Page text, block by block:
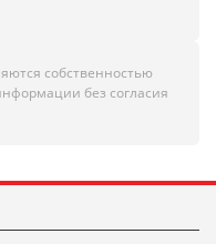
собственностью
без согласия